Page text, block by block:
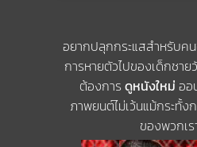
อยากปลุกกระแสสำหรับค
การหายตัวไปของเด็กชา
ต้องการ ดูหนังใหม่ ออ
ภาพยนต์ไม่เว้นแม้กระทั้
ของพวกเ